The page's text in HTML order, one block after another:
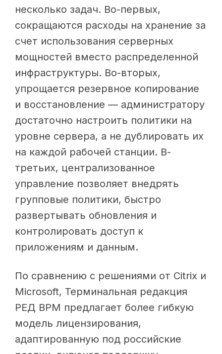
несколько задач. Во-первых,
сокращаются расходы на хранение за
счет использования серверных
мощностей вместо распределенной
инфраструктуры. Во-вторых,
упрощается резервное копирование
и восстановление — администратору
достаточно настроить политики на
уровне сервера, а не дублировать их
на каждой рабочей станции. В-
третьих, централизованное
управление позволяет внедрять
групповые политики, быстро
развертывать обновления и
контролировать доступ к
приложениям и данным.
По сравнению с решениями от Citrix и
Microsoft, Терминальная редакция
РЕД ВРМ предлагает более гибкую
модель лицензирования,
адаптированную под российские